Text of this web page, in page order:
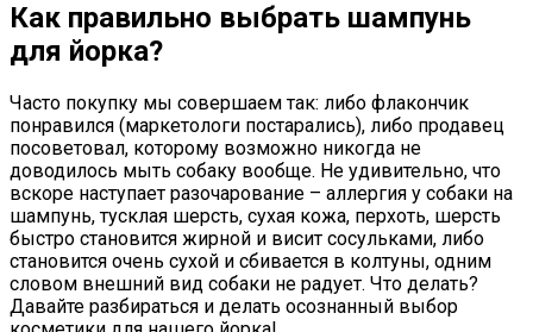
Как правильно выбрать шампунь
для йорка?
Часто покупку мы совершаем так: либо флакончик
понравился (маркетологи постарались), либо продавец
посоветовал, которому возможно никогда не
доводилось мыть собаку вообще. Не удивительно, что
вскоре наступает разочарование – аллергия у собаки на
шампунь, тусклая шерсть, сухая кожа, перхоть, шерсть
быстро становится жирной и висит сосульками, либо
становится очень сухой и сбивается в колтуны, одним
словом внешний вид собаки не радует. Что делать?
Давайте разбираться и делать осознанный выбор